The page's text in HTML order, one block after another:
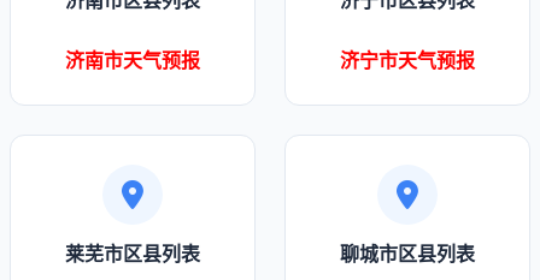
济南市天气预报 济宁市天气预报
莱芜市区县列表 聊城市区县列表